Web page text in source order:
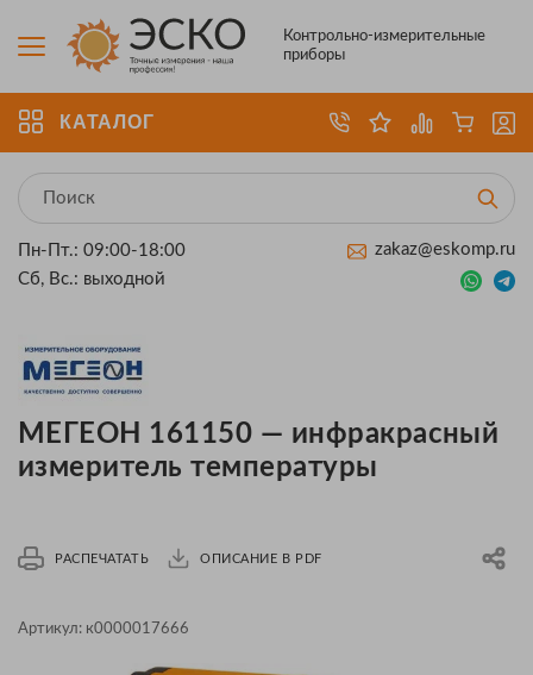
Контрольно-измерительные
приборы
КАТАЛОГ
Пн-Пт.: 09:00-18:00
Сб, Вс.: выходной
zakaz@eskomp.ru
МЕГЕОН 161150 — инфракрасный
измеритель температуры
РАСПЕЧАТАТЬ ОПИСАНИЕ В PDF
Артикул: к0000017666